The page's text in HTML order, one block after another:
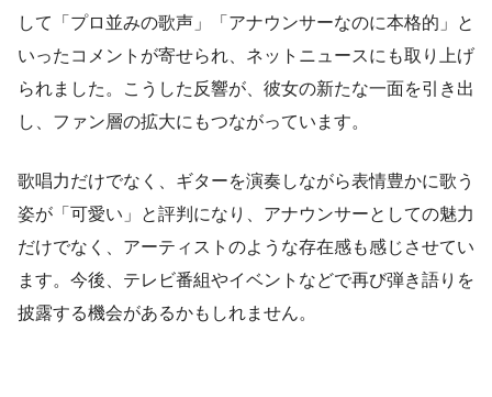
して「プロ並みの歌声」「アナウンサーなのに本格的」と
いったコメントが寄せられ、ネットニュースにも取り上げ
られました。こうした反響が、彼女の新たな一面を引き出
し、ファン層の拡大にもつながっています。
歌唱力だけでなく、ギターを演奏しながら表情豊かに歌う
姿が「可愛い」と評判になり、アナウンサーとしての魅力
だけでなく、アーティストのような存在感も感じさせてい
ます。今後、テレビ番組やイベントなどで再び弾き語りを
披露する機会があるかもしれません。